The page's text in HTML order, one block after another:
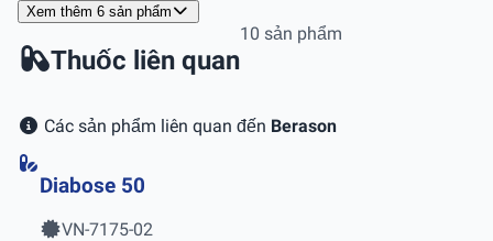
Xem thêm 6 sản phẩm
Thuốc liên quan
10 sản phẩm
Các sản phẩm liên quan đến Berason
Diabose 50
VN-7175-02